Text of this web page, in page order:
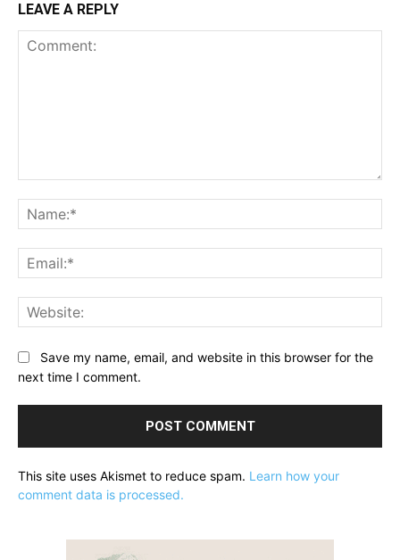
LEAVE A REPLY
Save my name, email, and website in this browser for the
next time I comment.
This site uses Akismet to reduce spam. Learn how your
comment data is processed.